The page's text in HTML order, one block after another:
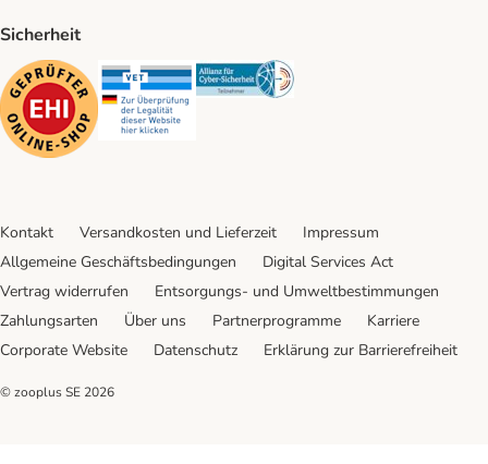
Sicherheit
Security Security Security
Kontakt Versandkosten und Lieferzeit
Impressum
Allgemeine Geschäftsbedingungen
Digital Services Act
Vertrag widerrufen
Entsorgungs- und Umweltbestimmungen
Zahlungsarten
Über uns Partnerprogramme
Karriere
Corporate Website
Datenschutz Erklärung zur Barrierefreiheit
© zooplus SE 2026